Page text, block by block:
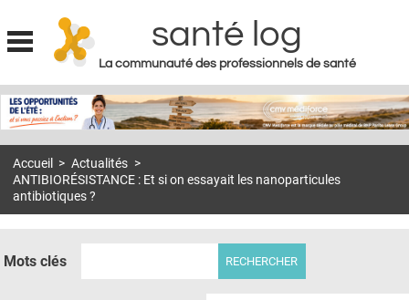
Jump to navigation
santé log
La communauté des professionnels de santé
MON COMPTE
S'ABONNER À LA REVUE SOIN À DOMICILE
ACTUS
Accueil > Actualités >
ANTIBIORÉSISTANCE : Et si on essayait les nanoparticules
antibiotiques ?
Mots clés